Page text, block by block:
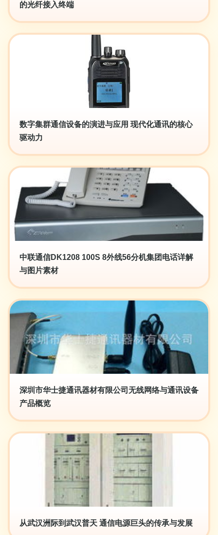
的光纤接入终端
数字集群通信设备的演进与应用 现代化通讯的核心
驱动力
中联通信DK1208 100S 8外线56分机集团电话详解
与图片素材
深圳市华士捷通讯器材有限公司无线网络与通讯设备
产品概览
从武汉洲际到武汉普天 通信电源巨头的传承与发展